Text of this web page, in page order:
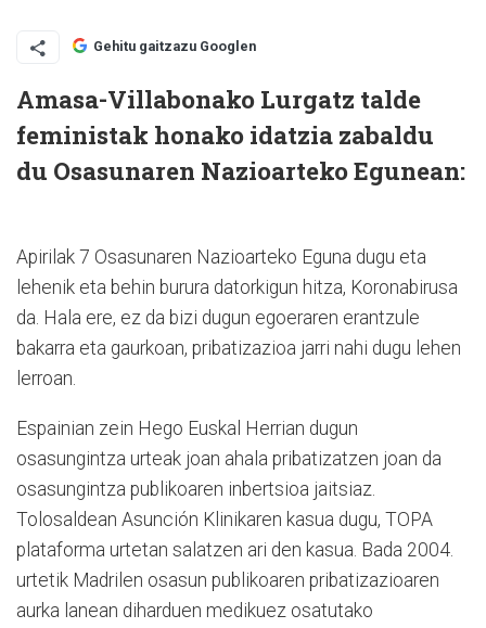
Gehitu gaitzazu Googlen
Amasa-Villabonako Lurgatz talde
feministak honako idatzia zabaldu
du Osasunaren Nazioarteko Egunean:
Apirilak 7 Osasunaren Nazioarteko Eguna dugu eta
lehenik eta behin burura datorkigun hitza, Koronabirusa
da. Hala ere, ez da bizi dugun egoeraren erantzule
bakarra eta gaurkoan, pribatizazioa jarri nahi dugu lehen
lerroan.
Espainian zein Hego Euskal Herrian dugun
osasungintza urteak joan ahala pribatizatzen joan da
osasungintza publikoaren inbertsioa jaitsiaz.
Tolosaldean Asunción Klinikaren kasua dugu, TOPA
plataforma urtetan salatzen ari den kasua. Bada 2004.
urtetik Madrilen osasun publikoaren pribatizazioaren
aurka lanean diharduen medikuez osatutako